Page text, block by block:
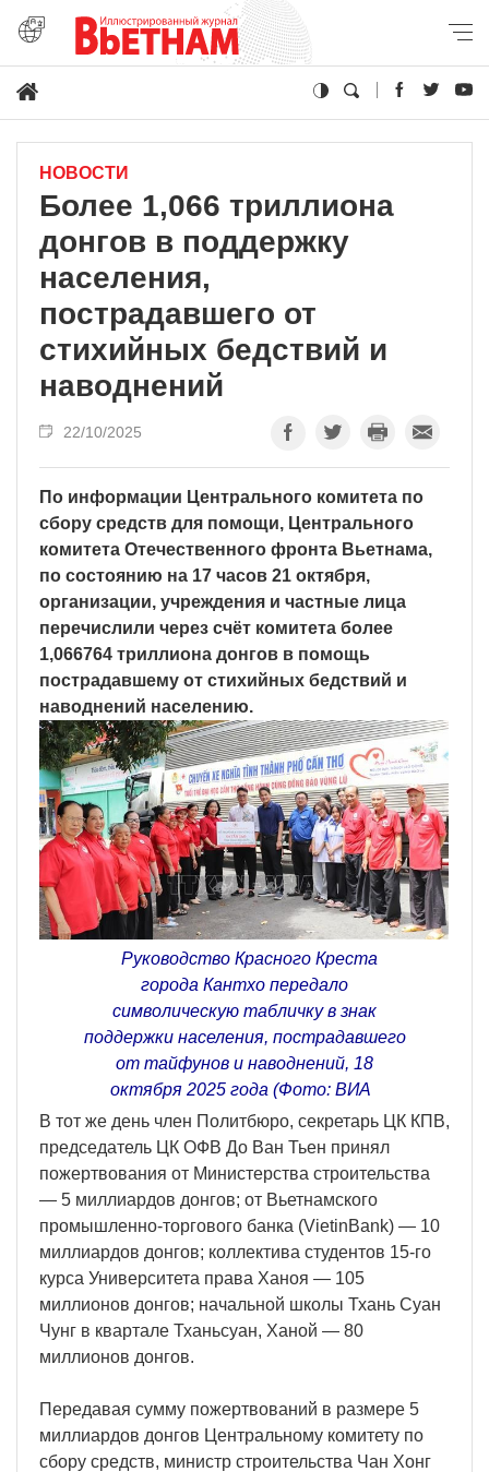
НОВОСТИ
Более 1,066 триллиона
донгов в поддержку
населения,
пострадавшего от
стихийных бедствий и
наводнений
22/10/2025
По информации Центрального комитета по
сбору средств для помощи, Центрального
комитета Отечественного фронта Вьетнама,
по состоянию на 17 часов 21 октября,
организации, учреждения и частные лица
перечислили через счёт комитета более
1,066764 триллиона донгов в помощь
пострадавшему от стихийных бедствий и
наводнений населению.
Руководство Красного Креста
города Кантхо передало
символическую табличку в знак
поддержки населения, пострадавшего
от тайфунов и наводнений, 18
октября 2025 года (Фото: ВИА
В тот же день член Политбюро, секретарь ЦК КПВ,
председатель ЦК ОФВ До Ван Тьен принял
пожертвования от Министерства строительства
— 5 миллиардов донгов; от Вьетнамского
промышленно-торгового банка (VietinBank) — 10
миллиардов донгов; коллектива студентов 15-го
курса Университета права Ханоя — 105
миллионов донгов; начальной школы Тхань Суан
Чунг в квартале Тханьсуан, Ханой — 80
миллионов донгов.
Передавая сумму пожертвований в размере 5
миллиардов донгов Центральному комитету по
сбору средств, министр строительства Чан Хонг